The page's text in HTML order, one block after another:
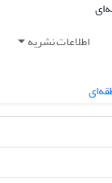
اطلاعات نشریه